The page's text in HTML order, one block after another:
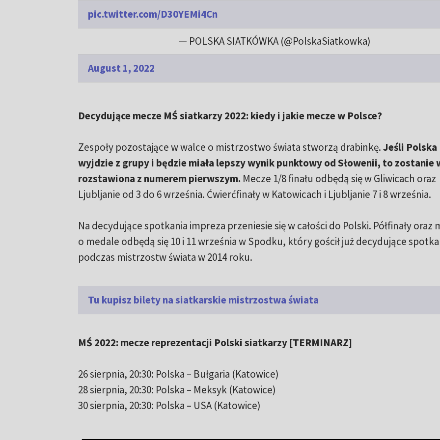
pic.twitter.com/D30YEMi4Cn
— POLSKA SIATKÓWKA (@PolskaSiatkowka)
August 1, 2022
Decydujące mecze MŚ siatkarzy 2022: kiedy i jakie mecze w Polsce?
Zespoły pozostające w walce o mistrzostwo świata stworzą drabinkę.Jeśli Polska
wyjdzie z grupy i będzie miała lepszy wynik punktowy od Słowenii, to zostanie
rozstawiona z numerem pierwszym. Mecze 1/8 finału odbędą się w Gliwicach oraz
Ljubljanie od 3 do 6 września. Ćwierćfinały w Katowicach i Ljubljanie 7 i 8 września.
Na decydujące spotkania impreza przeniesie się w całości do Polski. Półfinały oraz
o medale odbędą się 10 i 11 września w Spodku, który gościł już decydujące
podczas mistrzostw świata w 2014 roku.
Tu kupisz bilety na siatkarskie mistrzostwa świata
MŚ 2022: mecze reprezentacji Polski siatkarzy [TERMINARZ]
26 sierpnia, 20:30: Polska – Bułgaria (Katowice)
28 sierpnia, 20:30: Polska – Meksyk (Katowice)
30 sierpnia, 20:30: Polska – USA (Katowice)